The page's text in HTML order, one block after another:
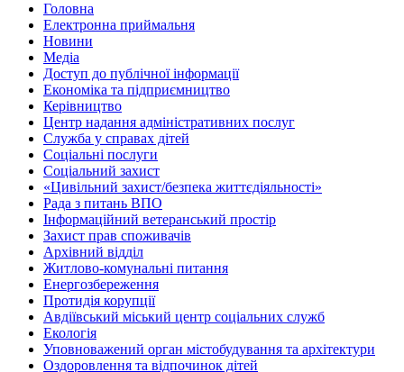
Головна
Електронна приймальня
Новини
Медіа
Доступ до публічної інформації
Економіка та підприємництво
Керівництво
Центр надання адміністративних послуг
Служба у справах дітей
Соціальні послуги
Соціальний захист
«Цивільний захист/безпека життєдіяльності»
Рада з питань ВПО
Інформаційний ветеранський простір
Захист прав споживачів
Архівний відділ
Житлово-комунальні питання
Енергозбереження
Протидія корупції
Авдіївський міський центр соціальних служб
Екологія
Уповноважений орган містобудування та архітектури
Оздоровлення та відпочинок дітей